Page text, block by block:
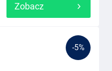
Zobacz
-5%